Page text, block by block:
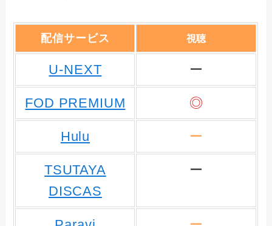
配信サービス 視聴
U-NEXT ー
FOD PREMIUM ◎
Hulu ー
TSUTAYA
DISCAS
ー